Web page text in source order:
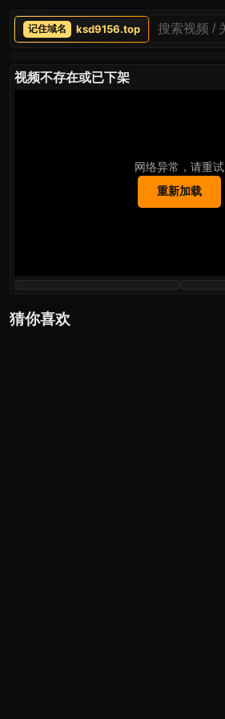
ksd9156.top
视频不存在或已下架
网络异常，请重试
重新加载
猜你喜欢